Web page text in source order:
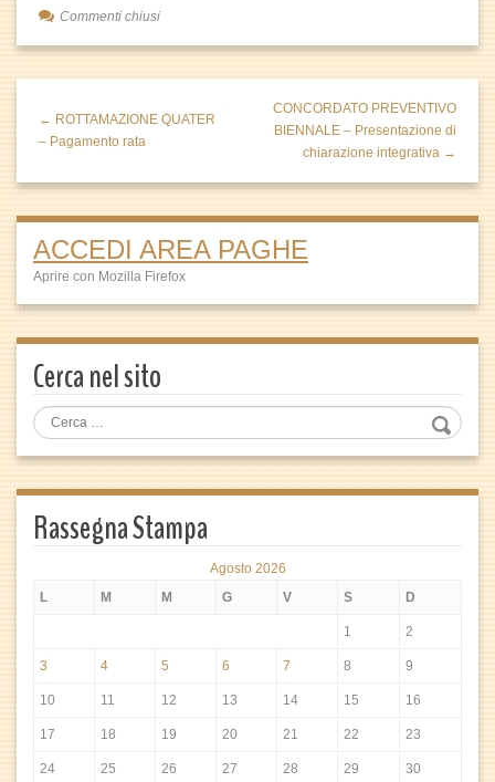
Commenti chiusi
← ROTTAMAZIONE QUATER
– Pagamento rata
CONCORDATO PREVENTIVO
BIENNALE – Presentazione di
chiarazione integrativa →
ACCEDI AREA PAGHE
Aprire con Mozilla Firefox
Cerca nel sito
Rassegna Stampa
Agosto 2026
L
M M G V S D
1 2
3 4 5 6 7 8 9
10 11 12 13 14 15 16
17 18 19 20 21 22 23
24 25 26 27 28 29 30